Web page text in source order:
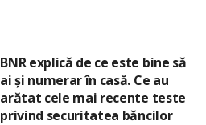
BNR explică de ce este bine să
ai și numerar în casă. Ce au
arătat cele mai recente teste
privind securitatea băncilor